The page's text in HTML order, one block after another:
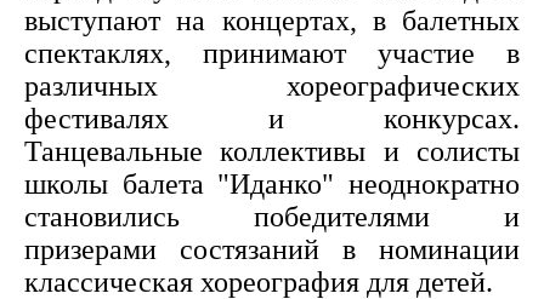
выступают на концертах, в балетных
спектаклях, принимают участие в
различных хореографических
фестивалях и конкурсах.
Танцевальные коллективы и солисты
школы балета "Иданко" неоднократно
становились победителями и
призерами состязаний в номинации
классическая хореография для детей.